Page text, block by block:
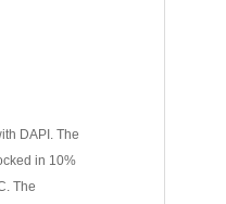
DAPI. The
in 10%
The